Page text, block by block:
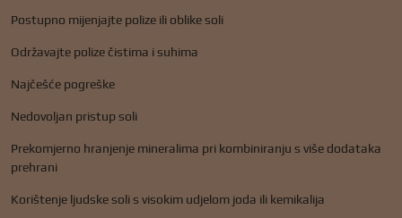
Postupno mijenjajte polize ili oblike soli
Održavajte polize čistima i suhima
Najčešće pogreške
Nedovoljan pristup soli
Prekomjerno hranjenje mineralima pri kombiniranju s više dodataka
prehrani
Korištenje ljudske soli s visokim udjelom joda ili kemikalija